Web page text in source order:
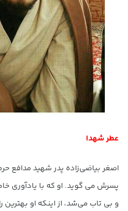
عطر شهدا
اصغر بیاضی‌زاده پدر شهید مدافع
پسرش می گوید. او که با یادآوری
و بی تاب می‌شد، از اینکه او بهترین